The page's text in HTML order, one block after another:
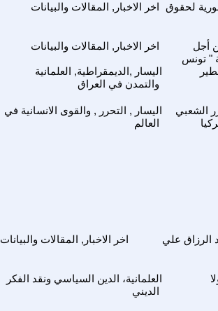
اخر الاخبار, المقالات والبيانات
لحقوق
اخر الاخبار, المقالات والبيانات
أجل
" تونس
اليسار ,الديمقراطية, العلمانية
والتمدن في العراق
اليسار , التحرر , والقوى الانسانية في
العالم
الشعبي
اخر الاخبار, المقالات والبيانات الرزاق علي
العلمانية، الدين السياسي ونقد الفكر
الديني